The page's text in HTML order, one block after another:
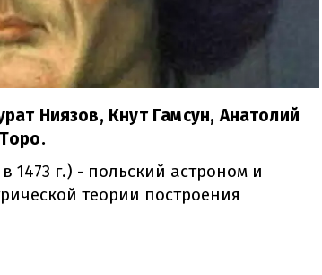
Ниязов, Кнут Гамсун, Анатолий
1473 г.) - польский астроном и
теории построения